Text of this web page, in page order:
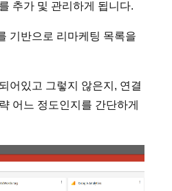
추가 및 관리하게 됩니다.
기반으로 리마케팅 목록을
어있고 그렇지 않은지, 연결
어느 정도인지를 간단하게